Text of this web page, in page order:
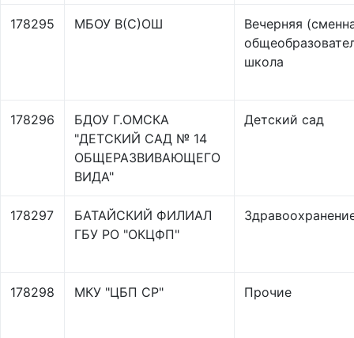
178295 МБОУ В(С)ОШ
Вечерняя
школа
178296
БДОУ Г.ОМСКА
"ДЕТСКИЙ САД № 14
ОБЩЕРАЗВИВАЮЩЕГО
ВИДА"
Детский сад
178297
БАТАЙСКИЙ ФИЛИАЛ
ГБУ РО "ОКЦФП"
178298 МКУ "ЦБП СР" Прочие